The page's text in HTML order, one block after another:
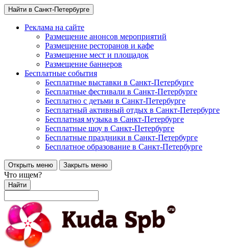
Найти в Санкт-Петербурге
Реклама на сайте
Размещение анонсов мероприятий
Размещение ресторанов и кафе
Размещение мест и площадок
Размещение баннеров
Бесплатные события
Бесплатные выставки в Санкт-Петербурге
Бесплатные фестивали в Санкт-Петербурге
Бесплатно с детьми в Санкт-Петербурге
Бесплатный активный отдых в Санкт-Петербурге
Бесплатная музыка в Санкт-Петербурге
Бесплатные шоу в Санкт-Петербурге
Бесплатные праздники в Санкт-Петербурге
Бесплатное образование в Санкт-Петербурге
Открыть меню Закрыть меню
Что ищем?
Найти